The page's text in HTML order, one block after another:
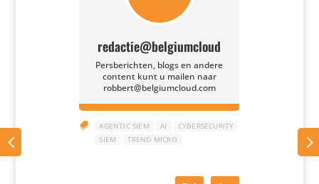
redactie@belgiumcloud
Persberichten, blogs en andere
content kunt u mailen naar
robbert@belgiumcloud.com
 AGENTIC SIEM AI
CYBERSECURITY
SIEM
TREND MICRO